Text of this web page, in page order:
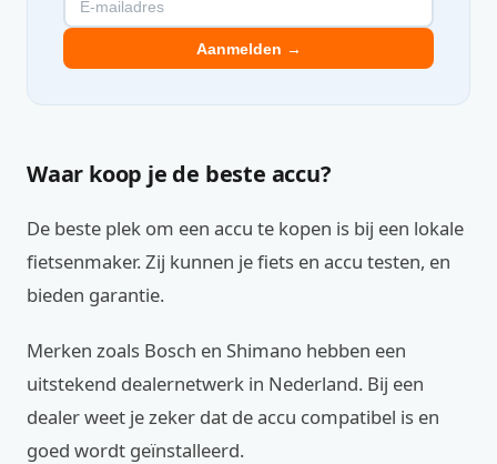
Aanmelden →
Waar koop je de beste accu?
De beste plek om een accu te kopen is bij een lokale
fietsenmaker. Zij kunnen je fiets en accu testen, en
bieden garantie.
Merken zoals Bosch en Shimano hebben een
uitstekend dealernetwerk in Nederland. Bij een
dealer weet je zeker dat de accu compatibel is en
goed wordt geïnstalleerd.